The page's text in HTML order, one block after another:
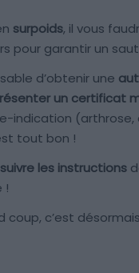
surpoids, il vous
pour garantir un
d’obtenir une
un certificat
indication
tout bon !
suivre les instructions
!
coup, c’est